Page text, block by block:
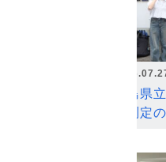
福島県
ン測定